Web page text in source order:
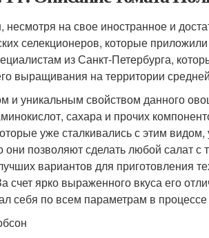
на свое иностранное и
селекционеров, которые
из Санкт-Петербурга,
выращивания на территории
уникальным свойством данного
сахара и прочих
уже сталкивались с этим видом,
позволяют сделать любой салат
вариантов для приготовления
счет ярко выраженного вкуса его
себя по всем параметрам в